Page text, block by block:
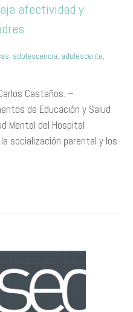
afectividad y
, adolescencia, adolescente,
Castaños. –
de Educación y Salud
Mental del Hospital
socialización parental y los